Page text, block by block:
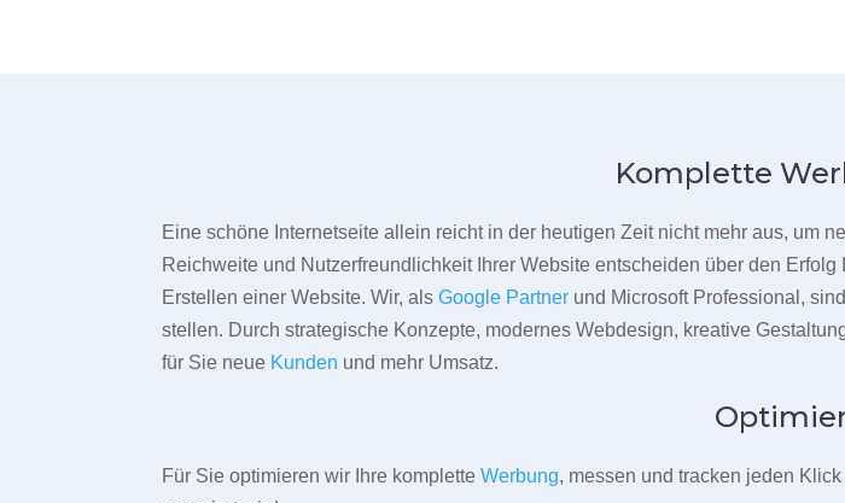
Komplette
Eine schöne Internetseite allein reicht in der heutigen Zeit nicht mehr aus, um
Reichweite und Nutzerfreundlichkeit Ihrer Website entscheiden über den
Erstellen einer Website. Wir, alsGoogle Partner und Microsoft Professional,
stellen. Durch strategische Konzepte, modernes Webdesign, kreative
für Sie neue Kunden und mehr Umsatz.
Für Sie optimieren wir Ihre kompletteWerbung, messen und tracken jeden